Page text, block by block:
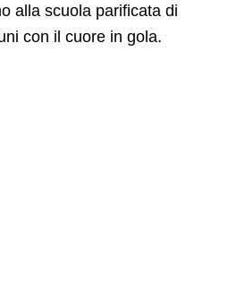
alla scuola parificata di
con il cuore in gola.